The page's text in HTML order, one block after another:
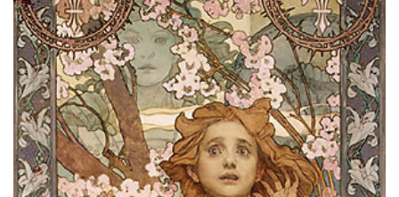
시 만나고 있다는게 문제라면 문제겠지만 말이다. 3. 트위터는
특이한 구석이 있는 SNS다. 초반에는 오타쿠 위주의 커뮤니티
였지만, (그 ..